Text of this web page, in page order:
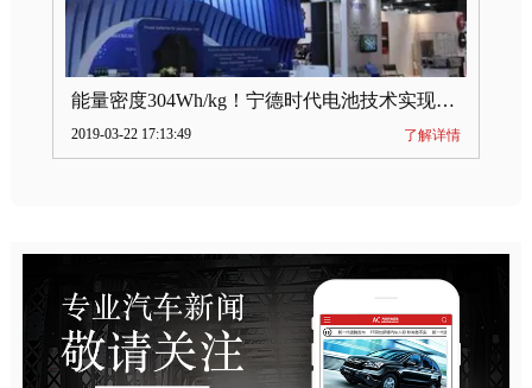
能量密度304Wh/kg！宁德时代电池技术实现突破
2019-03-22 17:13:49 了解详情